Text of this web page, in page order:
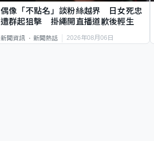
偶像「不點名」談粉絲越界 日女死忠
遭群起狙擊 掛繩開直播道歉後輕生
新聞資訊 新聞熱話 2026年08月06日